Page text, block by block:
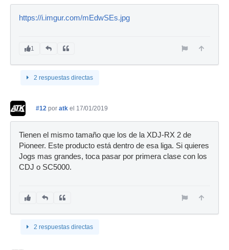
https://i.imgur.com/mEdwSEs.jpg
1
2 respuestas directas
#12 por atk el 17/01/2019
Tienen el mismo tamaño que los de la XDJ-RX 2 de
Pioneer. Este producto está dentro de esa liga. Si quieres
Jogs mas grandes, toca pasar por primera clase con los
CDJ o SC5000.
2 respuestas directas